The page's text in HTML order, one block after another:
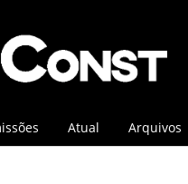
Atual Arquivos